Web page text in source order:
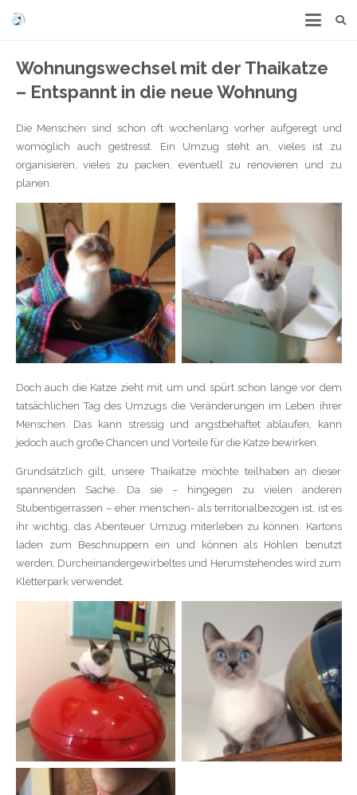
Wohnungswechsel mit der Thaikatze
– Entspannt in die neue Wohnung
Die Menschen sind schon oft wochenlang vorher aufgeregt und
womöglich auch gestresst. Ein Umzug steht an, vieles ist zu
organisieren, vieles zu packen, eventuell zu renovieren und zu
planen.
Doch auch die Katze zieht mit um und spürt schon lange vor dem
tatsächlichen Tag des Umzugs die Veränderungen im Leben ihrer
Menschen. Das kann stressig und angstbehaftet ablaufen, kann
jedoch auch große Chancen und Vorteile für die Katze bewirken.
Grundsätzlich gilt, unsere Thaikatze möchte teilhaben an dieser
spannenden Sache. Da sie – hingegen zu vielen anderen
Stubentigerrassen – eher menschen- als territorialbezogen ist, ist es
ihr wichtig, das Abenteuer Umzug miterleben zu können. Kartons
laden zum Beschnuppern ein und können als Höhlen benutzt
werden, Durcheinandergewirbeltes und Herumstehendes wird zum
Kletterpark verwendet.